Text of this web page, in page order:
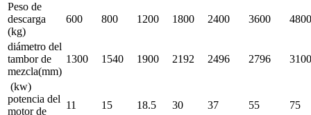
Peso de
descarga
(kg)
600 800 1200 1800 2400 3600 4800
diámetro del
tambor de
mezcla(mm)
1300 1540 1900 2192 2496 2796 3100
(kw)
potencia del
motor de
11 15 18.5 30 37 55 75